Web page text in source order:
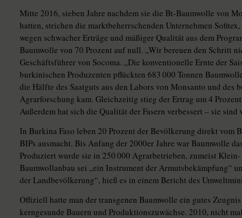
Mitte 2016, sieben Jahre nachdem sie die Bt-Baumwolle von
hatten, strichen die marktbeherrschenden Unternehmen
wegen schwacher Erträge und mäßiger Qualität aus dem
Baumwolle von 70 Prozent auf null. „Wir bereuen den Schritt
Geschäftsführer von So­co­ma. „Die konventionelle Ernte der
burkinischen Produzenten pflückten 683 000 Tonnen
die Hälfte des Saatguts aus den Labors von Monsanto und
Agrarforschung kam. Gleichzeitig stieg der Ertrag um 4
Außerdem hat sich die Qualität der Fasern verbessert – sie sind
In Burkina Faso leben 20 Prozent der Bevölkerung direkt vom
BIPs ausmacht. Bis Anfang der 2000er Jahre war Baumwolle
Produziert wurde sie in 250 000 Agrarbetrieben, zumeist
Baumwollanbau sei „ein Instrument der Armutsbekämpfung“
der Land­be­völke­rung“, hieß es in einem Bericht des
Offiziell hatte man der transgenen Baumwolle ein gutes
kerngesunde Bauern und Produktionszuwächse. 2010, nicht